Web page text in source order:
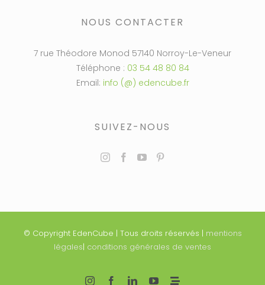
NOUS CONTACTER
7 rue Théodore Monod 57140 Norroy-Le-Veneur
Téléphone : 03 54 48 80 84
Email: info (@) edencube.fr
SUIVEZ-NOUS
© Copyright EdenCube | Tous droits réservés | mentions
légales| conditions générales de ventes
InstagramFacebookLinkedInYouTubePersonnaliser